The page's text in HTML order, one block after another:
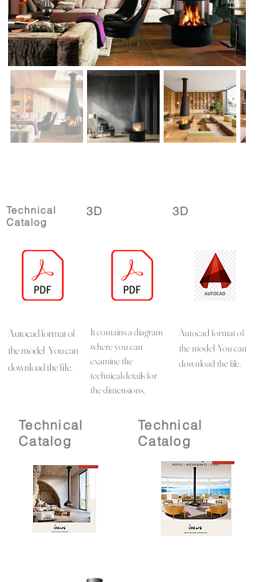
Technical
Catalog
3D 3D
Autocad format of
the model You can
download the file.
It contains a diagram
where you can
examine the
technical details for
the dimensions.
Autocad format of
the model You can
download the file.
Technical
Catalog
Technical
Catalog